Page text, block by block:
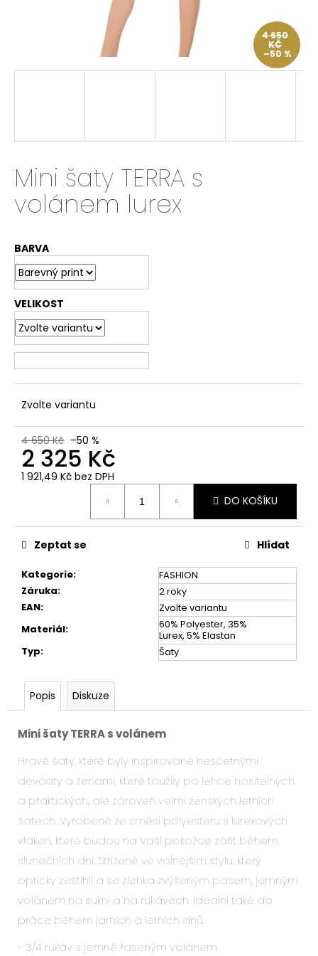
Mini šaty TERRA s
volánem lurex
BARVA
VELIKOST
Zvolte variantu
4 650 Kč –50 %
2 325 Kč
1 921,49 Kč bez DPH
DO KOŠÍKU
Kategorie:
FASHION
Záruka:
2 roky
EAN:
Zvolte variantu
Materiál:
60% Polyester, 35%
Lurex, 5% Elastan
Typ: Šaty
Zeptat se Hlídat
4 650
KČ
–50 %
Popis Diskuze
Mini šaty TERRA s volánem
Hravé šaty, které byly inspirované nesčetnými
děvčaty a ženami, které toužily po lehce nositelných
a praktických, ale zároveň velmi ženských letních
šatech. Vyrobené ze směsi polyesteru s lurexových
vláken, které budou na Vaší pokožce zářit během
slunečních dní. Střižené ve volnějším stylu, který
opticky zeštíhlí a se zlehka zvýšeným pasem, jemným
volánem na sukni a na rukávech. Idealní také do
práce během jarních a letních dnů.
- 3/4 rukáv s jemně řaseným volánem
t
o
p
o
r
u
č
u
j
e
m
e